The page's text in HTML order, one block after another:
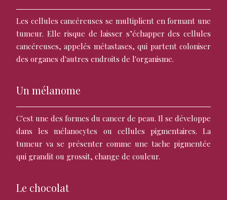
Les cellules cancéreuses se multiplient en formant une
tumeur. Elle risque de laisser s’échapper des cellules
cancéreuses, appelés métastases, qui partent coloniser
des organes d'autres endroits de l'organisme.
Un mélanome
C'est une des formes du cancer de peau. Il se développe
dans les mélanocytes ou cellules pigmentaires. La
tumeur va se présenter comme une tache pigmentée
qui grandit ou grossit, change de couleur.
Le chocolat